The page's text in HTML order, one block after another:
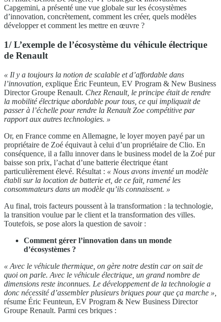
Capgemini, a présenté une vue globale sur les écosystèmes
d’innovation, concrètement, comment les créer, quels modèles
développer et comment les mettre en œuvre ?
1/ L’exemple de l’écosystème du véhicule électrique
de Renault
« Il y a toujours la notion de scalable et d’affordable dans
l’innovation, explique Éric Feunteun, EV Program & New Business
Director Groupe Renault. Chez Renault, le principe était de rendre
la mobilité électrique abordable pour tous, ce qui impliquait de
passer à l’échelle pour rendre la Renault Zoe compétitive par
rapport aux autres technologies. »
Or, en France comme en Allemagne, le loyer moyen payé par un
propriétaire de Zoé équivaut à celui d’un propriétaire de Clio. En
conséquence, il a fallu innover dans le business model de la Zoé pur
baisse son prix, l’achat d’une batterie électrique étant
particulièrement élevé. Résultat : « Nous avons inventé un modèle
établi sur la location de batterie et, de ce fait, ramené les
consommateurs dans un modèle qu’ils connaissent. »
Au final, trois facteurs poussent à la transformation : la technologie,
la transition voulue par le client et la transformation des villes.
Toutefois, se pose alors la question de savoir :
Comment gérer l’innovation dans un monde
d’écosystèmes ?
« Avec le véhicule thermique, on gère notre destin car on sait de
quoi on parle. Avec le véhicule électrique, un grand nombre de
dimensions reste inconnues. Le développement de la technologie a
donc nécessité d’assembler plusieurs briques pour que ça marche »,
résume Éric Feunteun, EV Program & New Business Director
Groupe Renault. Parmi ces briques :